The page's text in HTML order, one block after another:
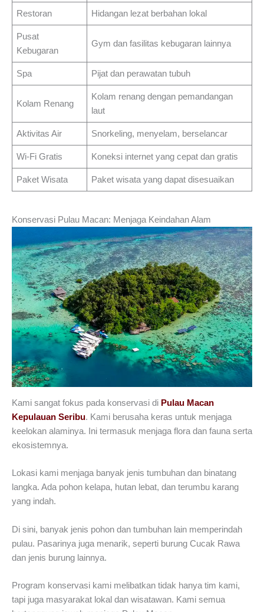
Restoran Hidangan lezat berbahan lokal
Pusat
Kebugaran
Gym dan fasilitas kebugaran lainnya
Spa Pijat dan perawatan tubuh
Kolam Renang
Kolam renang dengan pemandangan
laut
Aktivitas Air Snorkeling, menyelam, berselancar
Wi-Fi Gratis Koneksi internet yang cepat dan gratis
Paket Wisata Paket wisata yang dapat disesuaikan
Konservasi Pulau Macan: Menjaga Keindahan Alam
Kami sangat fokus pada konservasi di Pulau Macan
Kepulauan Seribu. Kami berusaha keras untuk menjaga
keelokan alaminya. Ini termasuk menjaga flora dan fauna serta
ekosistemnya.
Lokasi kami menjaga banyak jenis tumbuhan dan binatang
langka. Ada pohon kelapa, hutan lebat, dan terumbu karang
yang indah.
Di sini, banyak jenis pohon dan tumbuhan lain memperindah
pulau. Pasarinya juga menarik, seperti burung Cucak Rawa
dan jenis burung lainnya.
Program konservasi kami melibatkan tidak hanya tim kami,
tapi juga masyarakat lokal dan wisatawan. Kami semua